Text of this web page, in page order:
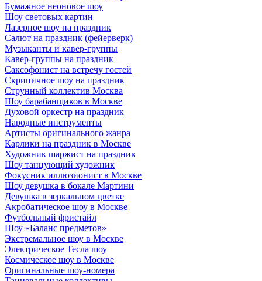
Бумажное неоновое шоу
Шоу световых картин
Лазерное шоу на праздник
Салют на праздник (фейерверк)
Музыканты и кавер-группы
Кавер-группы на праздник
Саксофонист на встречу гостей
Скрипичное шоу на праздник
Струнный коллектив Москва
Шоу барабанщиков в Москве
Духовой оркестр на праздник
Народные инструменты
Артисты оригинального жанра
Карлики на праздник в Москве
Художник шаржист на праздник
Шоу танцующий художник
Фокусник иллюзионист в Москве
Шоу девушка в бокале Мартини
Девушка в зеркальном цветке
Акробатическое шоу в Москве
Футбольный фристайл
Шоу «Баланс предметов»
Экстремальное шоу в Москве
Электрическое Тесла шоу
Космическое шоу в Москве
Оригинальные шоу-номера